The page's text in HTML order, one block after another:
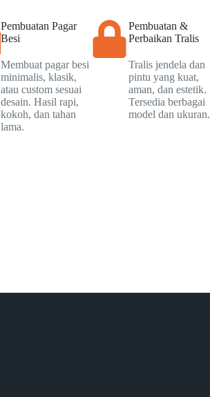
Pembuatan Pagar
Besi
Membuat pagar besi
minimalis, klasik,
atau custom sesuai
desain. Hasil rapi,
kokoh, dan tahan
lama.
Pembuatan &
Perbaikan Tralis
Tralis jendela dan
pintu yang kuat,
aman, dan estetik.
Tersedia berbagai
model dan ukuran.